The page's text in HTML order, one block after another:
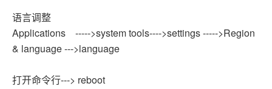
语言调整
Applications ----->system tools---->settings ----->Region
& language --->language
打开命令行---> reboot